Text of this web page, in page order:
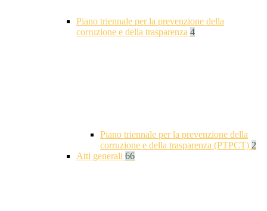
Piano triennale per la prevenzione della
corruzione e della trasparenza 4
Piano triennale per la prevenzione della
corruzione e della trasparenza (PTPCT) 2
Atti generali 66